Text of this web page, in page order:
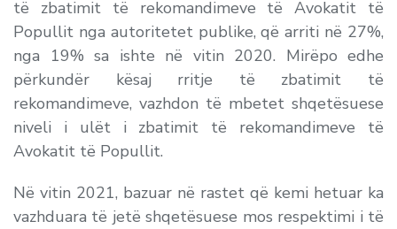
të zbatimit të rekomandimeve të Avokatit të
Popullit nga autoritetet publike, që arriti në 27%,
nga 19% sa ishte në vitin 2020. Mirëpo edhe
përkundër kësaj rritje të zbatimit të
rekomandimeve, vazhdon të mbetet shqetësuese
niveli i ulët i zbatimit të rekomandimeve të
Avokatit të Popullit.
Në vitin 2021, bazuar në rastet që kemi hetuar ka
vazhduara të jetë shqetësuese mos respektimi i të